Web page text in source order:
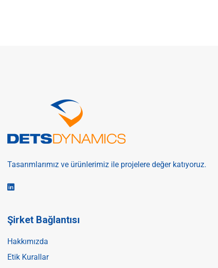
Tasarımlarımız ve ürünlerimiz ile projelere değer katıyoruz.
Şirket Bağlantısı
Hakkımızda
Etik Kurallar